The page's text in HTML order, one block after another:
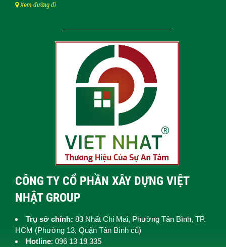
Xem đường đi
CÔNG TY CỔ PHẦN XÂY DỰNG VIỆT
NHẬT GROUP
Trụ sở chính: 83 Nhất Chi Mai, Phường Tân Bình, TP.
HCM (Phường 13, Quận Tân Bình cũ)
Hotline: 096 13 19 335